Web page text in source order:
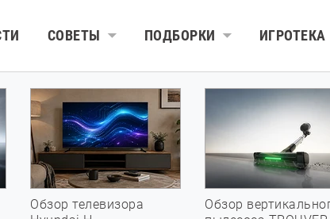
СОВЕТЫ ПОДБОРКИ ИГРОТЕКА
Обзор телевизора
Обзор